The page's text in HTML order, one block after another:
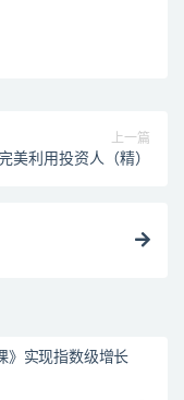
上一篇
美利用投资人（精）
》实现指数级增长